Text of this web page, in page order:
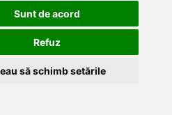
Sunt de acord
Refuz
să schimb setările
SRL :: Copyright 2021 :: Realizat de